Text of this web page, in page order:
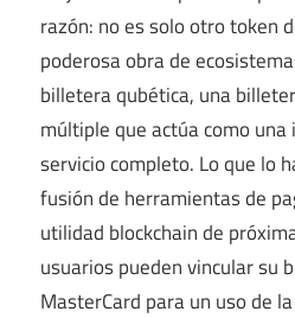
razón: no es solo otro token
poderosa obra de
billetera qubética, una
múltiple que actúa como
servicio completo. Lo que lo
fusión de herramientas de
utilidad blockchain de
usuarios pueden vincular su
MasterCard para un uso de